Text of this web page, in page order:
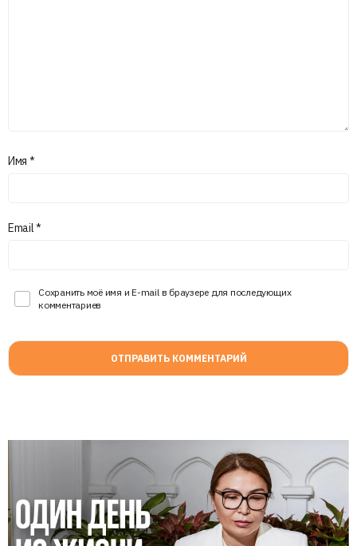
Имя *
Email*
Сохранить моё имя и E-mail в браузере для последующих
комментариев